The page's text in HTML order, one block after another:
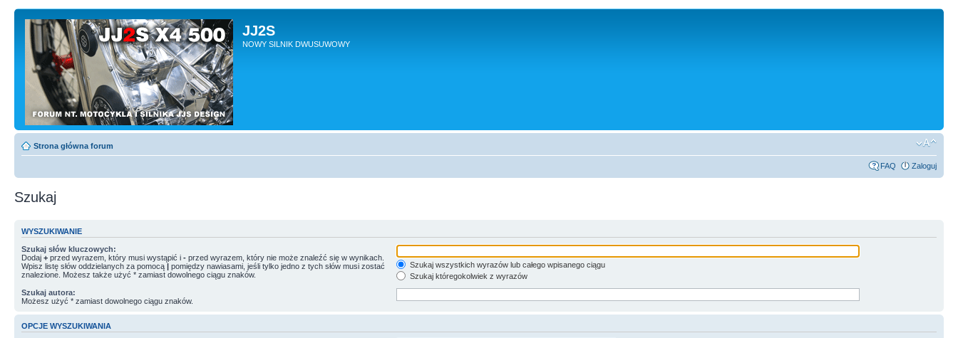
JJ2S
NOWY SILNIK DWUSUWOWY
Strona główna forum
FAQ Zaloguj
Szukaj
WYSZUKIWANIE
Szukaj słów kluczowych:
Dodaj + przed wyrazem, który musi wystąpić i - przed wyrazem, który nie może znaleźć się w wynikach.
Wpisz listę słów oddzielanych za pomocą | pomiędzy nawiasami, jeśli tylko jedno z tych słów musi zostać
znalezione. Możesz także użyć * zamiast dowolnego ciągu znaków.
Szukaj wszystkich wyrazów lub całego wpisanego ciągu
Szukaj któregokolwiek z wyrazów
Szukaj autora:
Możesz użyć * zamiast dowolnego ciągu znaków.
OPCJE WYSZUKIWANIA